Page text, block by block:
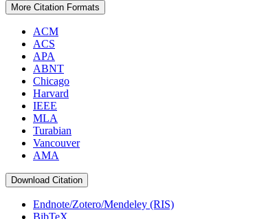
More Citation Formats
ACM
ACS
APA
ABNT
Chicago
Harvard
IEEE
MLA
Turabian
Vancouver
AMA
Download Citation
Endnote/Zotero/Mendeley (RIS)
BibTeX